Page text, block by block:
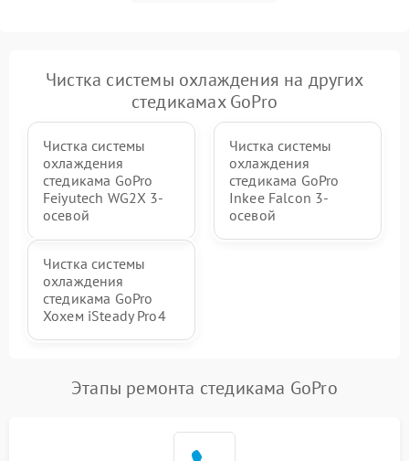
Чистка системы охлаждения на других
стедикамах GoPro
Чистка системы
охлаждения
стедикама GoPro
Feiyutech WG2X 3-
осевой
Чистка системы
охлаждения
стедикама GoPro
Inkee Falcon 3-
осевой
Чистка системы
охлаждения
стедикама GoPro
Хохем iSteady Pro4
Этапы ремонта стедикама GoPro